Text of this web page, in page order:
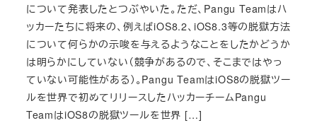
について発表したとつぶやいた。ただ、Pangu Teamはハ
ッカーたちに将来の、例えばiOS8.2、iOS8.3等の脱獄方法
について何らかの示唆を与えるようなことをしたかどうか
は明らかにしていない（競争があるので、そこまではやっ
ていない可能性がある）。Pangu TeamはiOS8の脱獄ツー
ルを世界で初めてリリースしたハッカーチームPangu
TeamはiOS8の脱獄ツールを世界 […]